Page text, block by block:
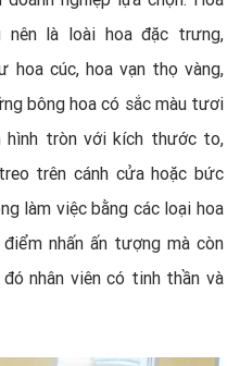
là loài hoa đặc trưng,
hoa cúc, hoa vạn thọ vàng,
bông hoa có sắc màu tươi
hình tròn với kích thước to,
trên cánh cửa hoặc bức
làm việc bằng các loại hoa
nhấn ấn tượng mà còn
nhân viên có tinh thần và